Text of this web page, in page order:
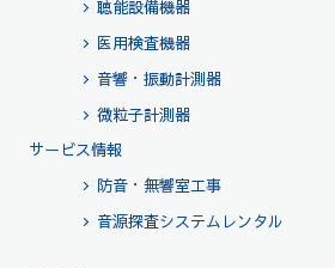
聴能設備機器
医用検査機器
音響・振動計測器
微粒子計測器
サービス情報
防音・無響室工事
音源探査システムレンタル